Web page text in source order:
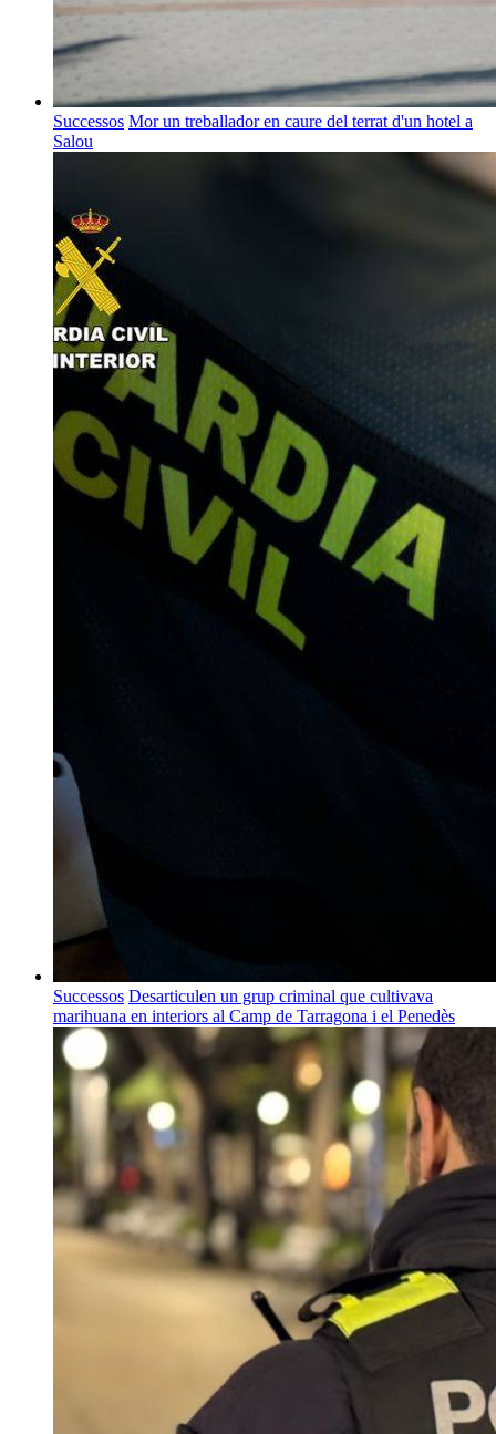
Successos Mor un treballador en caure del terrat d'un hotel a
Salou
Successos Desarticulen un grup criminal que cultivava
marihuana en interiors al Camp de Tarragona i el Penedès